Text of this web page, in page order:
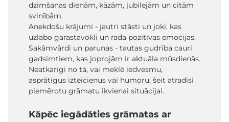
dzimšanas dienām, kāzām, jubilejām un citām
svinībām.
Anekdošu krājumi - jautri stāsti un joki, kas
uzlabo garastāvokli un rada pozitīvas emocijas.
Sakāmvārdi un parunas - tautas gudrība cauri
gadsimtiem, kas joprojām ir aktuāla mūsdienās.
Neatkarīgi no tā, vai meklē iedvesmu,
asprātīgus izteicienus vai humoru, šeit atradīsi
piemērotu grāmatu ikvienai situācijai.
Kāpēc iegādāties grāmatas ar